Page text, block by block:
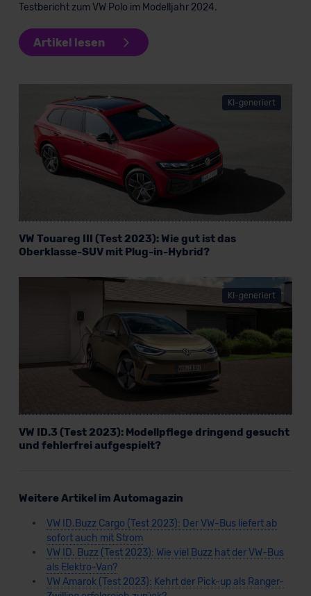
Testbericht zum VW Polo im Modelljahr 2024.
Artikel lesen
KI-generiert
VW Touareg III (Test 2023): Wie gut ist das
Oberklasse-SUV mit Plug-in-Hybrid?
KI-generiert
VW ID.3 (Test 2023): Modellpflege dringend gesucht
und fehlerfrei aufgespielt?
Weitere Artikel im Automagazin
VW ID.Buzz Cargo (Test 2023): Der VW-Bus liefert ab
sofort auch mit Strom
VW ID. Buzz (Test 2023): Wie viel Buzz hat der VW-Bus
als Elektro-Van?
VW Amarok (Test 2023): Kehrt der Pick-up als Ranger-